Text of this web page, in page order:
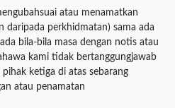
atau menamatkan
daripada perkhidmatan) sama ada
bila-bila masa dengan notis atau
kami tidak bertanggungjawab
ketiga di atas sebarang
atau penamatan